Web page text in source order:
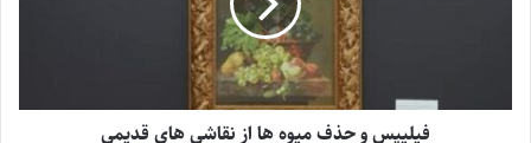
فیلیپس و حذف میوه ها از نقاشی های قدیمی